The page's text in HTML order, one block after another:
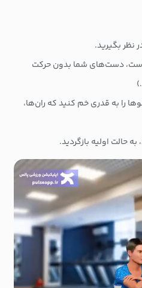
نظر بگیرید.
است، دست‌های شما بدون حرکت
را به قدری خم کنید که ران‌ها،
حالت اولیه بازگردید.